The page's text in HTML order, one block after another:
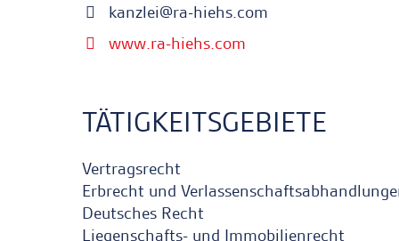
kanzlei@ra-hiehs.com
www.ra-hiehs.com
TÄTIGKEITSGEBIETE
Vertragsrecht
Erbrecht und
Deutsches Recht
Liegenschafts- und Immobilienrecht